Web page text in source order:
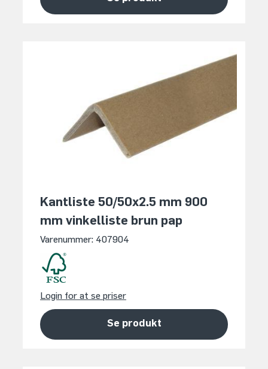
Kantliste 50/50x2.5 mm 900
mm vinkelliste brun pap
Varenummer: 407904
Login for at se priser
Se produkt